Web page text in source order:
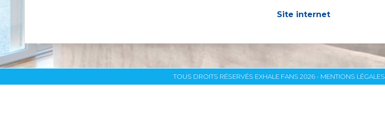
Site internet
TOUS DROITS RÉSERVÉS EXHALE FANS 2026 - MENTIONS LÉGALES